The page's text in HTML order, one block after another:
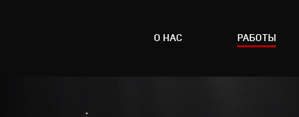
О НАС РАБОТЫ